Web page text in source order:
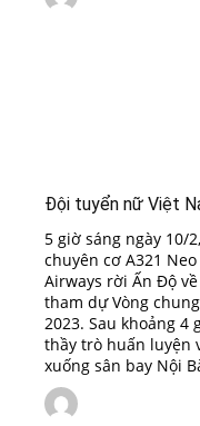
Đội tuyển nữ Việt
5 giờ sáng ngày 10/
chuyên cơ A321
Airways rời Ấn Độ
tham dự Vòng
2023. Sau khoảng 4
thầy trò huấn luyện
xuống sân bay Nội